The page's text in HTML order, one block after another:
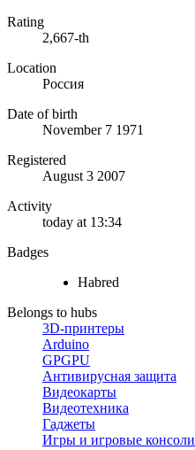
Rating
2,667-th
Location
Россия
Date of birth
November 7 1971
Registered
August 3 2007
Activity
today at 13:34
Badges
Habred
Belongs to hubs
3D-принтеры
Arduino
GPGPU
Антивирусная защита
Видеокарты
Видеотехника
Гаджеты
Игры и игровые консоли